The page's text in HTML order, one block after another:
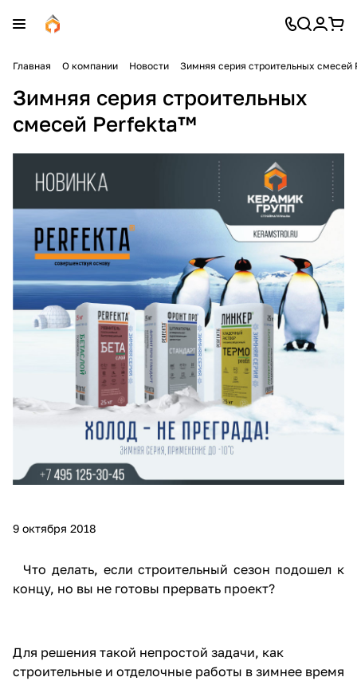
Главная О компании Новости Зимняя серия строительных
Зимняя серия строительных
смесей Perfekta™
9 октября 2018
Что делать, если строительный сезон подошел к
концу, но вы не готовы прервать проект?
Для решения такой непростой задачи, как
строительные и отделочные работы в зимнее время